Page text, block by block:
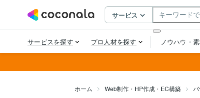
ホーム Web制作・HP作成・EC構築